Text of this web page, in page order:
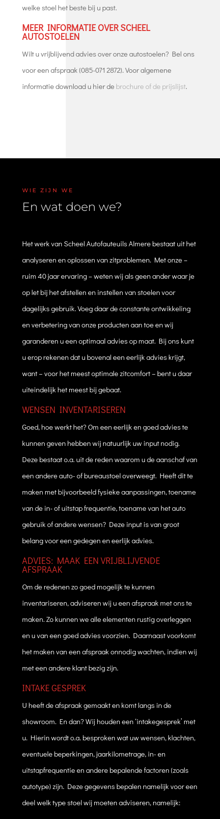
welke stoel het beste bij u past.
MEER INFORMATIE OVER SCHEEL
AUTOSTOELEN
Wilt u vrijblijvend advies over onze autostoelen? Bel ons
voor een afspraak (085-071 2872). Voor algemene
informatie download u hierde brochure of de prijslijst.
WIE ZIJN WE
En wat doen we?
Het werk van Scheel Autofauteuils Almere bestaat uit het
analyseren en oplossen van zitproblemen. Met onze –
ruim 40 jaar ervaring – weten wij als geen ander waar je
op let bij het afstellen en instellen van stoelen voor
dagelijks gebruik. Voeg daar de constante ontwikkeling
en verbetering van onze producten aan toe en wij
garanderen u een optimaal advies op maat. Bij ons kunt
u erop rekenen dat u bovenal een eerlijk advies krijgt,
want – voor het meest optimale zitcomfort – bent u daar
uiteindelijk het meest bij gebaat.
WENSEN INVENTARISEREN
Goed, hoe werkt het? Om een eerlijk en goed advies te
kunnen geven hebben wij natuurlijk uw input nodig.
Deze bestaat o.a. uit de reden waarom u de aanschaf van
een andere auto- of bureaustoel overweegt. Heeft dit te
maken met bijvoorbeeld fysieke aanpassingen, toename
van de in- of uitstap frequentie, toename van het auto
gebruik of andere wensen? Deze input is van groot
belang voor een gedegen en eerlijk advies.
ADVIES: MAAK EEN VRIJBLIJVENDE
AFSPRAAK
Om de redenen zo goed mogelijk te kunnen
inventariseren, adviseren wij u een afspraak met ons te
maken. Zo kunnen we alle elementen rustig overleggen
en u van een goed advies voorzien. Daarnaast voorkomt
het maken van een afspraak onnodig wachten, indien wij
met een andere klant bezig zijn.
INTAKE GESPREK
U heeft de afspraak gemaakt en komt langs in de
showroom. En dan? Wij houden een ‘intakegesprek’ met
u. Hierin wordt o.a. besproken wat uw wensen, klachten,
eventuele beperkingen, jaarkilometrage, in- en
uitstapfrequentie en andere bepalende factoren (zoals
autotype) zijn. Deze gegevens bepalen namelijk voor een
deel welk type stoel wij moeten adviseren, namelijk: